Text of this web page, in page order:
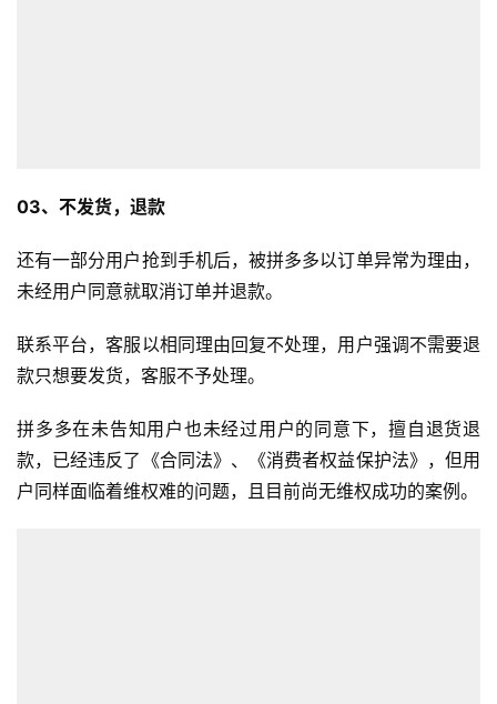
03、不发货，退款
还有一部分用户抢到手机后，被拼多多以订单异常为理由，
未经用户同意就取消订单并退款。
联系平台，客服以相同理由回复不处理，用户强调不需要退
款只想要发货，客服不予处理。
拼多多在未告知用户也未经过用户的同意下，擅自退货退
款，已经违反了《合同法》、《消费者权益保护法》，但用
户同样面临着维权难的问题，且目前尚无维权成功的案例。